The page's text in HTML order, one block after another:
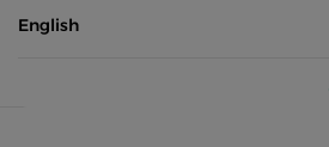
English